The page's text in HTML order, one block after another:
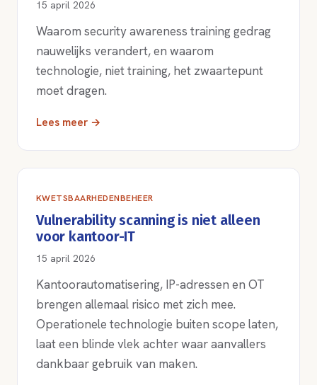
15 april 2026
Waarom security awareness training gedrag
nauwelijks verandert, en waarom
technologie, niet training, het zwaartepunt
moet dragen.
Lees meer →
KWETSBAARHEDENBEHEER
Vulnerability scanning is niet alleen
voor kantoor-IT
15 april 2026
Kantoorautomatisering, IP-adressen en OT
brengen allemaal risico met zich mee.
Operationele technologie buiten scope laten,
laat een blinde vlek achter waar aanvallers
dankbaar gebruik van maken.